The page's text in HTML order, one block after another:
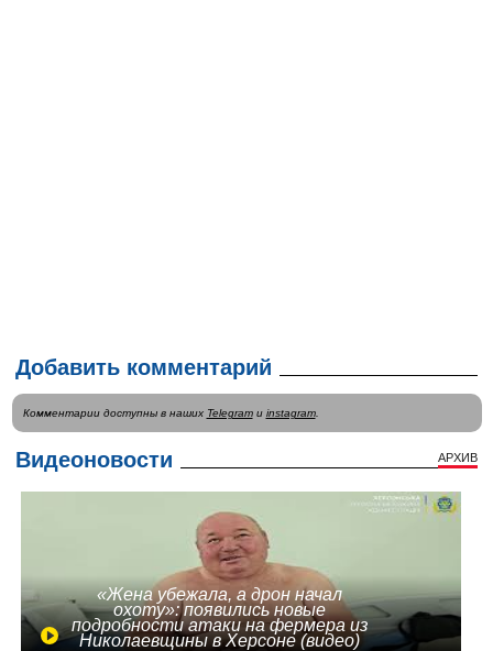
Добавить комментарий
Комментарии доступны в наших Telegramи instagram.
Видеоновости АРХИВ
«Жена убежала, а дрон начал
охоту»: появились новые
подробности атаки на фермера из
Николаевщины в Херсоне (видео)